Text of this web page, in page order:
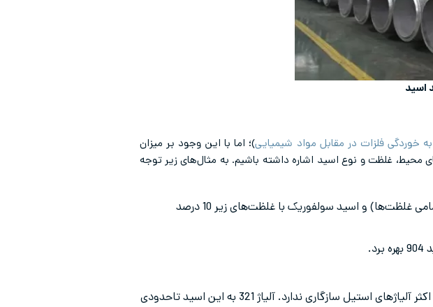
اسید
خوردگی فلزات در مقابل مواد شیمیایی)؛ اما با این‌ وجود بر میزان
محیط، غلظت و نوع اسید اشاره داشته باشیم. به مثال‌های زیر توجه
و 317 می‌توانند در برابر اسید فسفریک (مقاومت در تمامی غلظت‌ها) و اسید سولفوریک با غلظت‌های زیر 10 درصد
در بین تمام اسیدهای رایج اسید هیدروکلریک یک استثنا است و استفاده از آن با اکثر آلیاژهای استیل سازگاری ندارد. آلیاژ 321 به این اسید تاحدودی